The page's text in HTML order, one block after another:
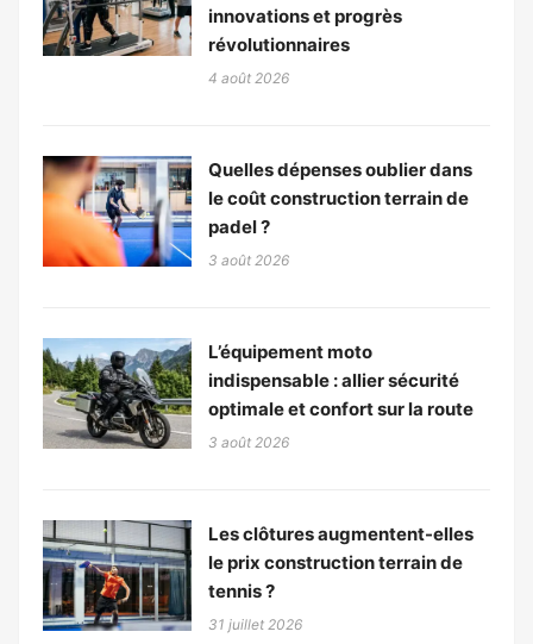
innovations et progrès
révolutionnaires
4 août 2026
Quelles dépenses oublier dans
le coût construction terrain de
padel ?
3 août 2026
L’équipement moto
indispensable : allier sécurité
optimale et confort sur la route
3 août 2026
Les clôtures augmentent-elles
le prix construction terrain de
tennis ?
31 juillet 2026